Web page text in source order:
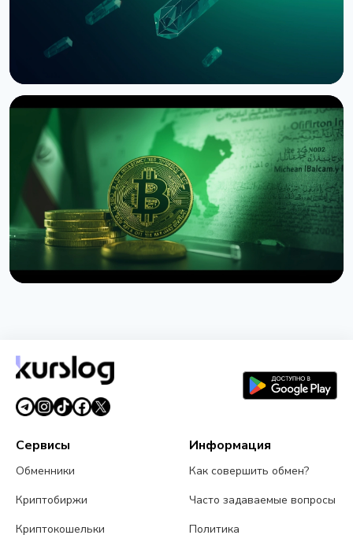
НОВОСТЬ
SEC приостановила опционы Nasdaq на биткоин
из-за иска CME
3 августа 2026 г. 4 мин чтения
1 августа 2026 г.4 мин чтения
Сервисы
Обменники
Криптобиржи
Криптокошельки
Информация
Как совершить обмен?
Часто задаваемые вопросы
Политика